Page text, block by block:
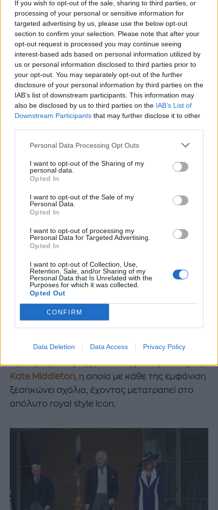
If you wish to opt-out of the sale, sharing to third parties, or
processing of your personal or sensitive information for
targeted advertising by us, please use the below opt-out
section to confirm your selection. Please note that after your
opt-out request is processed you may continue seeing
interest-based ads based on personal information utilized by
us or personal information disclosed to third parties prior to
your opt-out. You may separately opt-out of the further
disclosure of your personal information by third parties on the
IAB’s list of downstream participants. This information may
also be disclosed by us to third parties on the IAB’s List of
Downstream Participants that may further disclose it to other
Personal Data Processing Opt Outs
I want to opt-out of the Sharing of my
personal data.
Opted In
I want to opt-out of the Sale of my
Personal Data.
Opted In
I want to opt-out of processing my
Personal Data for Targeted Advertising.
Opted In
I want to opt-out of Collection, Use,
Retention, Sale, and/or Sharing of my
Personal Data that Is Unrelated with the
Purposes for which it was collected.
Opted Out
CONFIRM
Data Deletion Data Access Privacy Policy
(AP Photo, file)
01 05
Από την άλλη έχουμε και το πιο δημοφιλές και
αγαπητό μέλος της βασιλικής οικογένειας, την
Kate Middleton, η οποία με κάθε της εμφάνιση
ξεσηκώνει σχόλια, έχοντας μετατραπεί στο
απόλυτο royal style icon.